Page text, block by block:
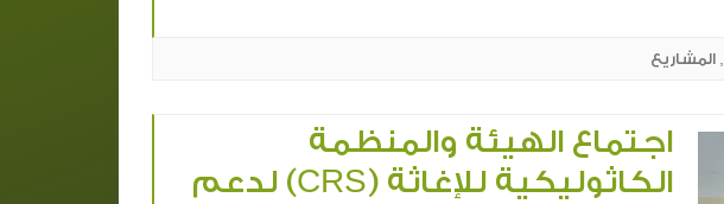
,المشاريع
اجتماع الهيئة والمنظمة
الكاثوليكية للإغاثة (CRS) لدعم